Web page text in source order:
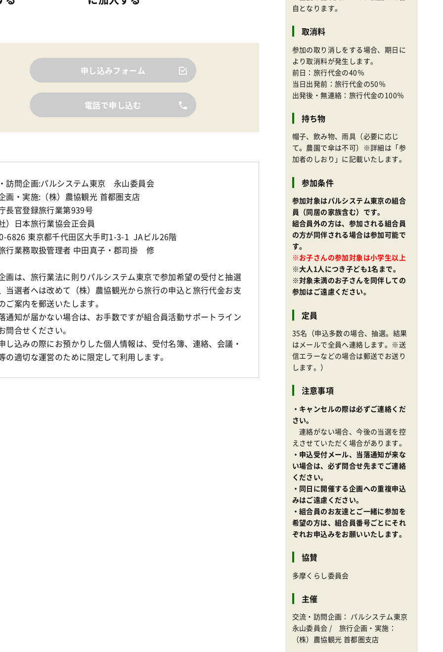
自となります。
取消料
参加の取り消しをする場合、期日に
より取消料が発生します。
前日：旅行代金の40％
当日出発前：旅行代金の50％
出発後・無連絡：旅行代金の100％
持ち物
帽子、飲み物、雨具（必要に応じ
て。農園で傘は不可）※詳細は「参
加者のしおり」に記載いたします。
参加条件
参加対象はパルシステム東京の組合
員（同居の家族含む）です。
組合員外の方は、参加される組合員
の方が同伴される場合は参加可能で
す。
※お子さんの参加対象は小学生以上
※大人1人につき子ども1名まで。
※対象未満のお子さんを同伴しての
参加はご遠慮ください。
定員
35名（申込多数の場合、抽選。結果
はメールで全員へ連絡します。※送
信エラーなどの場合は郵送でお送り
します。）
注意事項
・キャンセルの際は必ずご連絡くだ
さい。
連絡がない場合、今後の当選を控
えさせていただく場合があります。
・申込受付メール、当落通知が来な
い場合は、必ず問合せ先までご連絡
ください。
・同日に開催する企画への重複申込
みはご遠慮ください。
・組合員のお友達とご一緒に参加を
希望の方は、組合員番号ごとにそれ
ぞれお申込みをお願いいたします。
協賛
多摩くらし委員会
主催
交流・訪問企画： パルシステム東京
永山委員会 / 旅行企画・実施：
（株）農協観光 首都圏支店
申し込みフォーム
電話で申し込む
訪問企画:パルシステム東京 永山委員会
画・実施:（株）農協観光 首都圏支店
長官登録旅行業第939号
）日本旅行業協会正会員
6826 東京都千代田区大手町1-3-1 JAビル26階
行業務取扱管理者 中田真子・郡司掛 修
画は、旅行業法に則りパルシステム東京で参加希望の受付と抽選
当選者へは改めて（株）農協観光から旅行の申込と旅行代金お支
ご案内を郵送いたします。
通知が届かない場合は、お手数ですが組合員活動サポートライン
問合せください。
し込みの際にお預かりした個人情報は、受付名簿、連絡、会議・
の適切な運営のために限定して利用します。